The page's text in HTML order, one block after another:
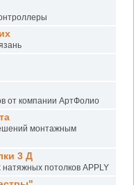
от компании АртФолио
монтажным
3 Д
потолков APPLY